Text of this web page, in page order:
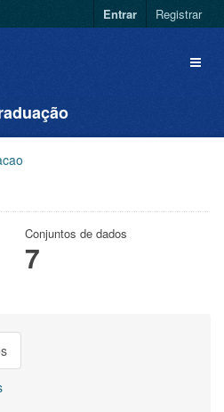
Entrar Registrar
Conjuntos de dados
7